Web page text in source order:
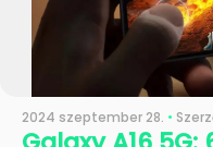
2024 szeptember 28. •